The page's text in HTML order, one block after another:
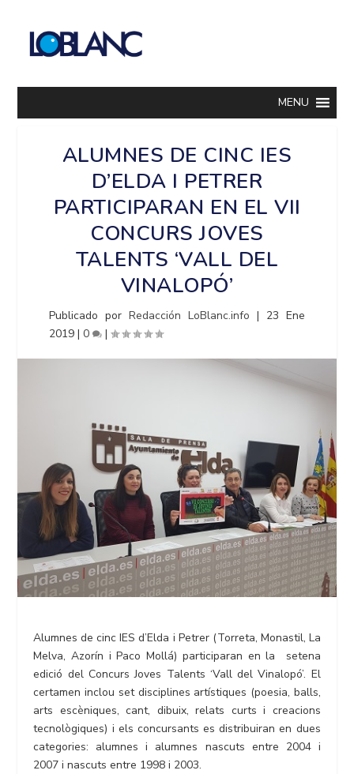
MENU
ALUMNES DE CINC IES
D’ELDA I PETRER
PARTICIPARAN EN EL VII
CONCURS JOVES
TALENTS ‘VALL DEL
VINALOPÓ’
Publicado porRedacción LoBlanc.info | 23 Ene
2019 |0 |
Alumnes de cinc IES d’Elda i Petrer (Torreta, Monastil, La
Melva, Azorín i Paco Mollá) participaran en la setena
edició del Concurs Joves Talents ‘Vall del Vinalopó’. El
certamen inclou set disciplines artístiques (poesia, balls,
arts escèniques, cant, dibuix, relats curts i creacions
tecnològiques) i els concursants es distribuiran en dues
categories: alumnes i alumnes nascuts entre 2004 i
2007 i nascuts entre 1998 i 2003.